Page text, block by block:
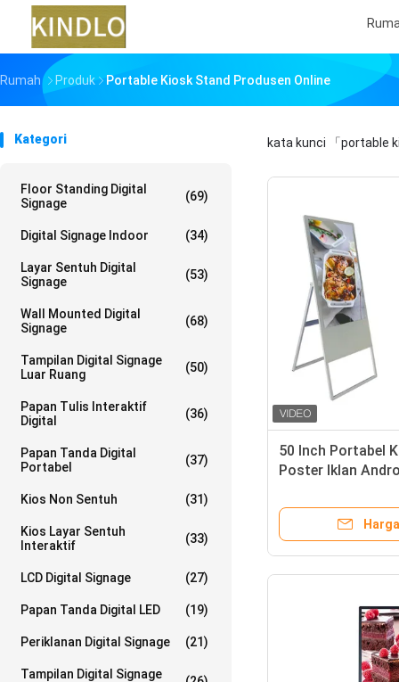
Rumah Produk Portable Kiosk Stand Produsen Online
Kategori
Floor Standing Digital
Signage
(69)
Digital Signage Indoor (34)
Layar Sentuh Digital
Signage
(53)
Wall Mounted Digital
Signage
(68)
Tampilan Digital Signage
Luar Ruang
(50)
Papan Tulis Interaktif
Digital
(36)
Papan Tanda Digital
Portabel
(37)
Kios Non Sentuh (31)
Kios Layar Sentuh
Interaktif
(33)
LCD Digital Signage (27)
Papan Tanda Digital LED (19)
Periklanan Digital Signage (21)
Tampilan Digital Signage
kata kunci 「portable
50 Inch Portabel
Poster Iklan